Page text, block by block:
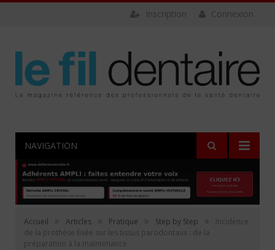
Connexion
Inscription
NAVIGATION
Accueil » Articles » Pratique » Step by Step »
Incidence
de la prothèse fixée sur les tissus parodontaux : de la
préparation à la maintenance